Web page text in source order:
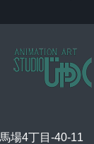
場4丁目-40-11